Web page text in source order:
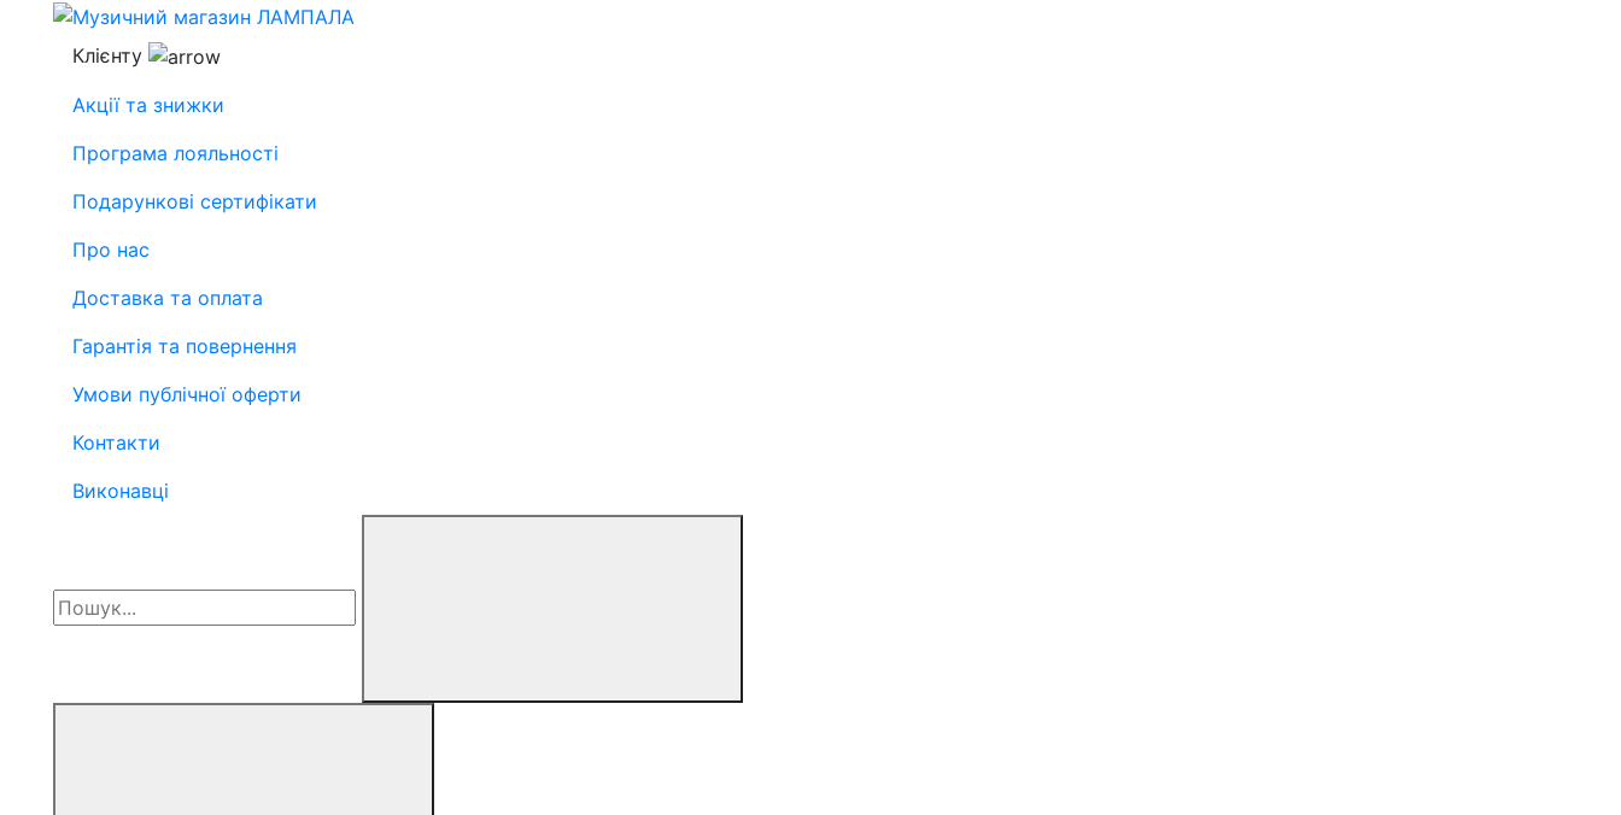
Клієнту
Акції та знижки
Програма лояльності
Подарункові сертифікати
Про нас
Доставка та оплата
Гарантія та повернення
Умови публічної оферти
Контакти
Виконавці